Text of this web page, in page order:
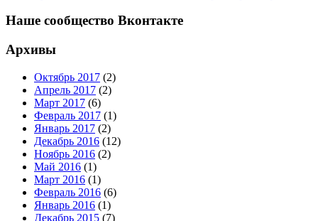
Наше сообщество Вконтакте
Архивы
Октябрь 2017 (2)
Апрель 2017 (2)
Март 2017 (6)
Февраль 2017 (1)
Январь 2017 (2)
Декабрь 2016 (12)
Ноябрь 2016 (2)
Май 2016 (1)
Март 2016 (1)
Февраль 2016 (6)
Январь 2016 (1)
Декабрь 2015 (7)